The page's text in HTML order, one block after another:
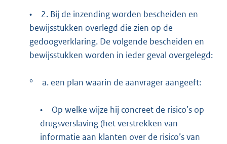
•
2. Bij de inzending worden bescheiden en
bewijsstukken overlegd die zien op de
gedoogverklaring. De volgende bescheiden en
bewijsstukken worden in ieder geval overgelegd:
° a. een plan waarin de aanvrager aangeeft:
•
Op welke wijze hij concreet de risico’s op
drugsverslaving (het verstrekken van
informatie aan klanten over de risico’s van